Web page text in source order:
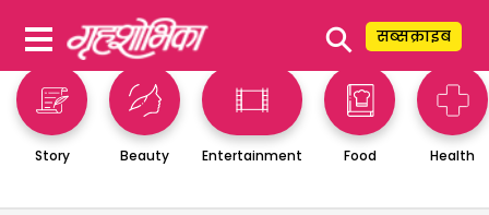
⚲ सब्सक्राइब
Story Beauty Entertainment Food Health